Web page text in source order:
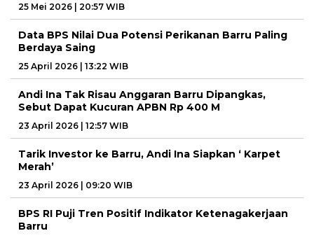
25 Mei 2026 | 20:57 WIB
Data BPS Nilai Dua Potensi Perikanan Barru Paling
Berdaya Saing
25 April 2026 | 13:22 WIB
Andi Ina Tak Risau Anggaran Barru Dipangkas,
Sebut Dapat Kucuran APBN Rp 400 M
23 April 2026 | 12:57 WIB
Tarik Investor ke Barru, Andi Ina Siapkan ‘ Karpet
Merah’
23 April 2026 | 09:20 WIB
BPS RI Puji Tren Positif Indikator Ketenagakerjaan
Barru